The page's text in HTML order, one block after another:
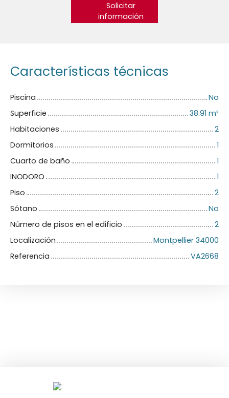
Solicitar
información
Características técnicas
Piscina
No
Superficie
38.91 m²
Habitaciones
2
Dormitorios
1
Cuarto de baño
1
INODORO
1
Piso
2
Sótano
No
Número de pisos en el edificio
2
Localización
Montpellier 34000
Referencia
VA2668